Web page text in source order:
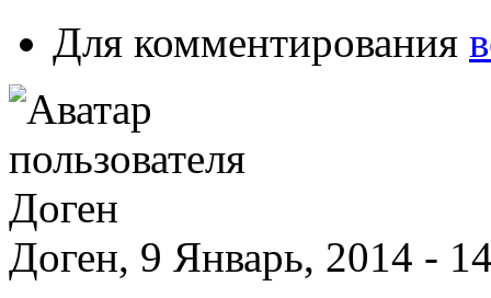
Для комментирования
Доген, 9 Январь, 2014 -